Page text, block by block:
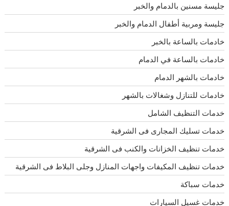
جليسة مسنين بالدمام والخبر
جليسة ومربية أطفال الدمام والخبر
خادمات بالساعة بالخبر
خادمات بالساعة في الدمام
خادمات بالشهر الدمام
خادمات للتنازل وشغالات بالشهر
خدمات التنظيف الشامل
خدمات تسليك المجارى فى الشرقية
خدمات تنظيف الخزانات والكنب فى الشرقية
خدمات تنظيف المكيفات واجهات المنازل وجلى البلاط فى الشرقية
خدمات سباكة
خدمات غسيل السيارات